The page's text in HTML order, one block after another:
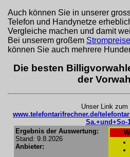
Auch können Sie in unserer
Telefon und Handynetze
Vergleiche machen und damit
Bei unserem großem
können Sie auch mehrere
Die besten
der
Unser Link
www.telefontarifrechner.de/
Sa.+und+So-
Ergebnis der Auswertung:
Stand: 9.8.2026
Anbieter: